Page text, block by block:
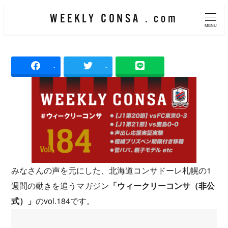
コ
ン
WEEKLY CONSA . com
MENU
- -
みなさんの声を元にした、北海道コンサドーレ札幌の1
週間の動きを追うマガジン 「ウィークリーコンサ（非公
式）」のvol.184です。